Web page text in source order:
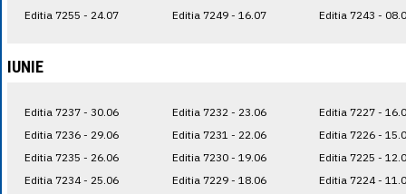
Editia 7255 - 24.07
Editia 7249 - 16.07
Editia 7243 -
IUNIE
Editia 7237 - 30.06
Editia 7236 - 29.06
Editia 7235 - 26.06
Editia 7234 - 25.06
Editia 7232 - 23.06
Editia 7231 - 22.06
Editia 7230 - 19.06
Editia 7229 - 18.06
Editia 7227 -
Editia 7226 -
Editia 7225 -
Editia 7224 -